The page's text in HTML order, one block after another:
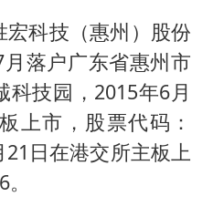
科技（惠州）股份
落户广东省惠州市
技园，2015年6月
上市，股票代码：
日在港交所主板上